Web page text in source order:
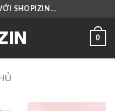
SHOPIZIN...
0